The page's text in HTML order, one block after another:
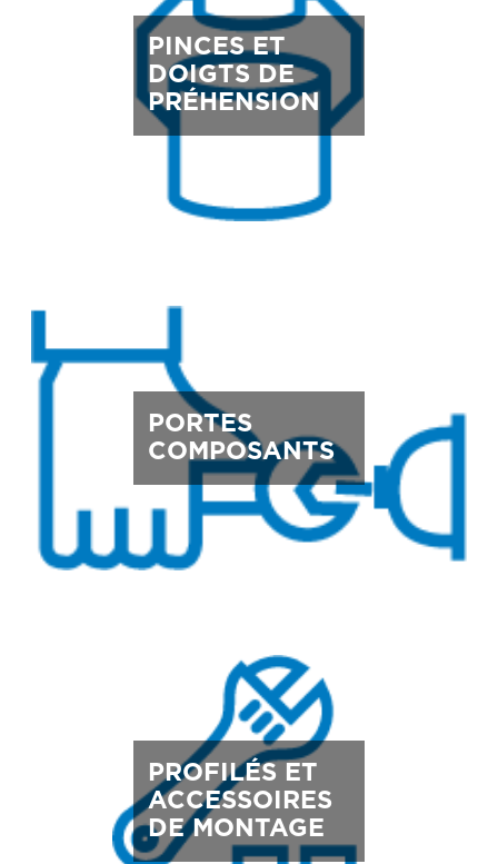
PINCES ET
DOIGTS DE
PRÉHENSION
PORTES
COMPOSANTS
PROFILÉS ET
ACCESSOIRES
DE MONTAGE